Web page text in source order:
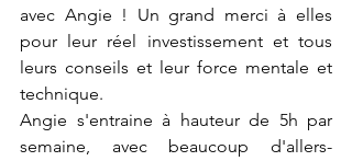
avec Angie ! Un grand merci à elles
pour leur réel investissement et tous
leurs conseils et leur force mentale et
technique.
Angie s'entraine à hauteur de 5h par
semaine, avec beaucoup d'allers-